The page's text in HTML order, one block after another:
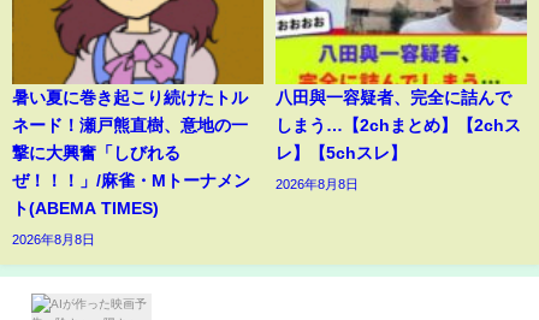
暑い夏に巻き起こり続けたトル
ネード！瀬戸熊直樹、意地の一
撃に大興奮「しびれる
ぜ！！！」/麻雀・Mトーナメン
ト(ABEMA TIMES)
2026年8月8日
八田與一容疑者、完全に詰んで
しまう…【2chまとめ】【2chス
レ】【5chスレ】
2026年8月8日